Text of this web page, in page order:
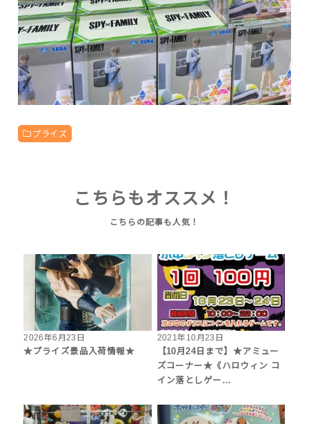
プライズ
こちらもオススメ！
2026年6月23日
★プライズ景品入荷情報★
2021年10月23日
【10月24日まで】★アミュー
ズコーナー★《ハロウィン コ
イン落としゲー…